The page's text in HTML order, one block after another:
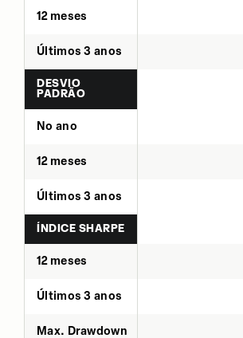
12 meses
Últimos 3 anos
DESVIO
PADRÃO
No ano
12 meses
Últimos 3 anos
ÍNDICE SHARPE
12 meses
Últimos 3 anos
Max. Drawdown